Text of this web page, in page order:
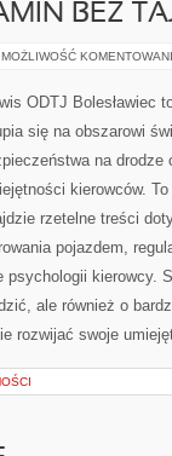
BEZ
MOŻLIWOŚĆ
ODTJ Bolesławiec
się na obszarowi
na drodze
kierowców.
rzetelne treści
pojazdem,
kierowcy.
ale również o
rozwijać swoje